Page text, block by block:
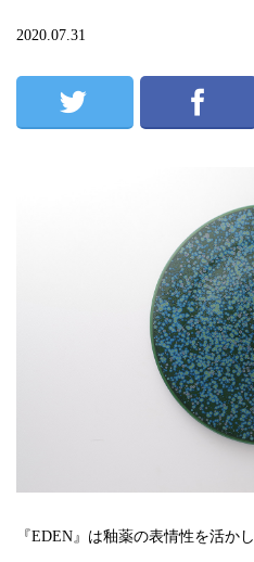
2020.07.31
『EDEN』は釉薬の表情性を活か